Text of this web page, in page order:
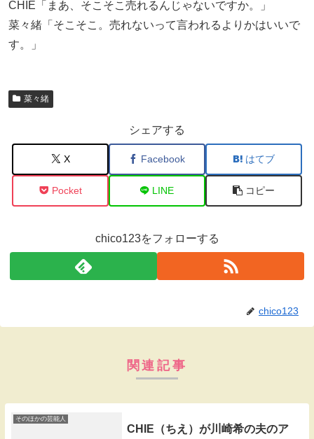
CHIE「まあ、そこそこ売れるんじゃないですか。」
菜々緒「そこそこ。売れないって言われるよりかはいいで
す。」
菜々緒
シェアする
X Facebook はてブ
Pocket LINE コピー
chico123をフォローする
chico123
関連記事
そのほかの芸能人
CHIE（ちえ）が川崎希の夫のア